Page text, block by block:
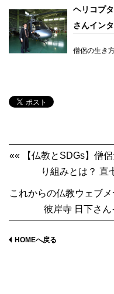
ヘリコプ
さんイン
僧侶の生き
«« 【仏教とSDGs】僧
り組みとは？ 直
これからの仏教ウェブ
彼岸寺 日下さ
HOMEへ戻る